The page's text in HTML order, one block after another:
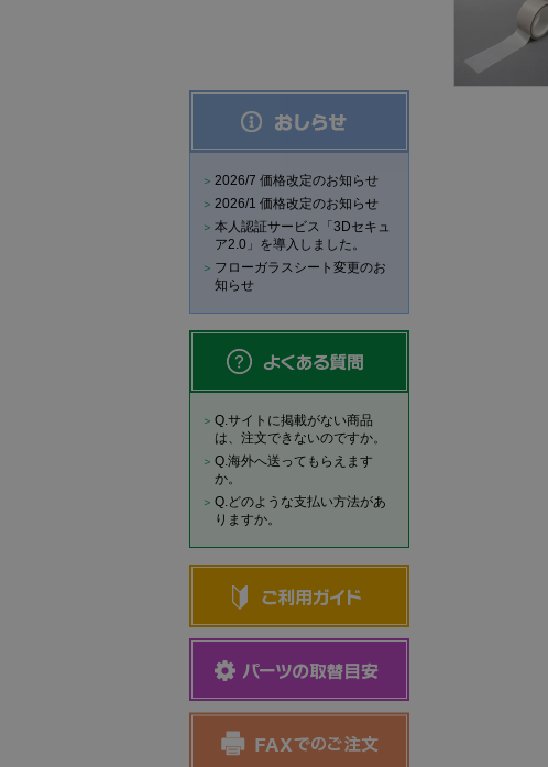
2026/7 価格改定のお知らせ
2026/1 価格改定のお知らせ
本人認証サービス「3Dセキュ
ア2.0」を導入しました。
フローガラスシート変更のお
知らせ
Q.サイトに掲載がない商品
は、注文できないのですか。
Q.海外へ送ってもらえます
か。
Q.どのような支払い方法があ
りますか。